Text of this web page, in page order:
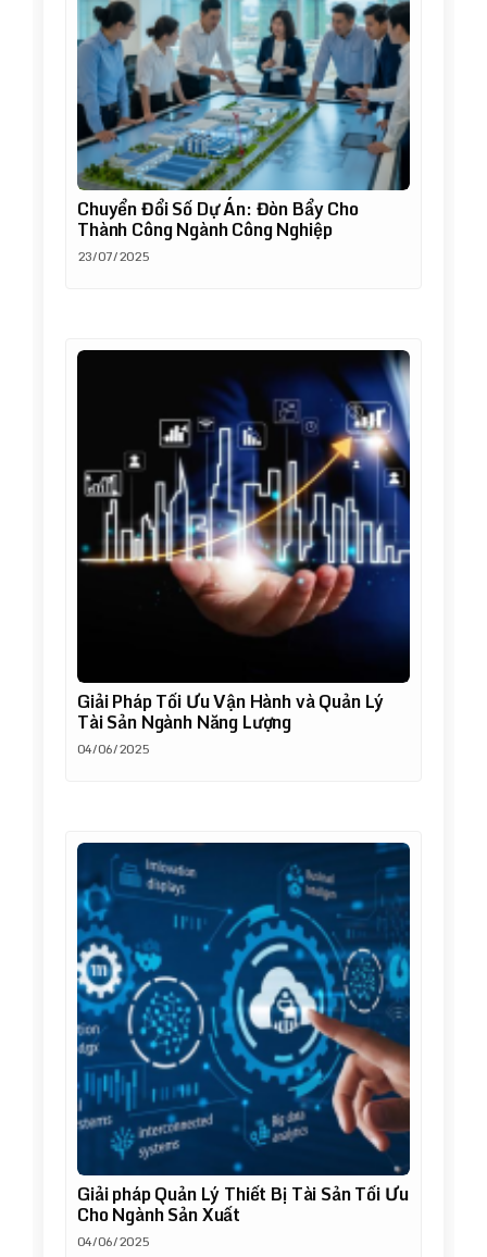
Chuyển Đổi Số Dự Án: Đòn Bẩy Cho
Thành Công Ngành Công Nghiệp
23/07/2025
Giải Pháp Tối Ưu Vận Hành và Quản Lý
Tài Sản Ngành Năng Lượng
04/06/2025
Giải pháp Quản Lý Thiết Bị Tài Sản Tối Ưu
Cho Ngành Sản Xuất
04/06/2025